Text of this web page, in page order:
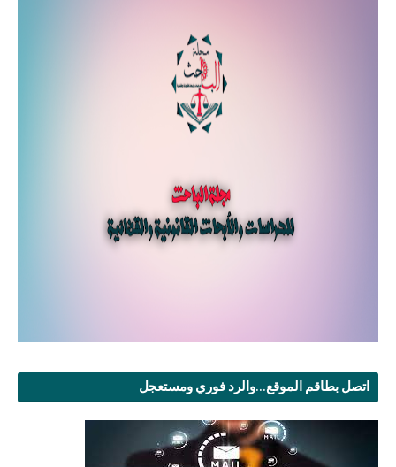
اتصل بطاقم الموقع...والرد فوري ومستعجل